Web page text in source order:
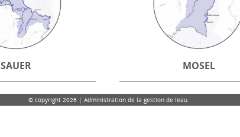
SAUER MOSEL
© copyright 2026 | Administration de la gestion de leau